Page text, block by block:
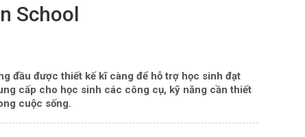
School
đầu được thiết kế kĩ càng để hỗ trợ học sinh đạt
cấp cho học sinh các công cụ, kỹ năng cần thiết
cuộc sống.